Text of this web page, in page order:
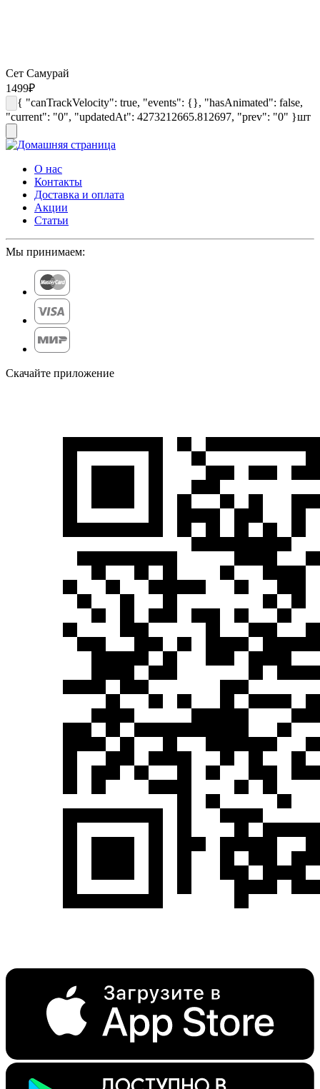
Сет Самурай
1499₽
{ "canTrackVelocity": true, "events": {}, "hasAnimated": false,
"current": "0", "updatedAt": 4273212665.812697, "prev": "0" }шт
О нас
Контакты
Доставка и оплата
Акции
Статьи
Мы принимаем:
Скачайте приложение